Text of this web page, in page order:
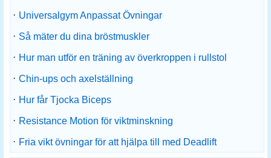
· Universalgym Anpassat Övningar
· Så mäter du dina bröstmuskler
· Hur man utför en träning av överkroppen i rullstol
· Chin-ups och axelställning
· Hur får Tjocka Biceps
· Resistance Motion för viktminskning
· Fria vikt övningar för att hjälpa till med Deadlift